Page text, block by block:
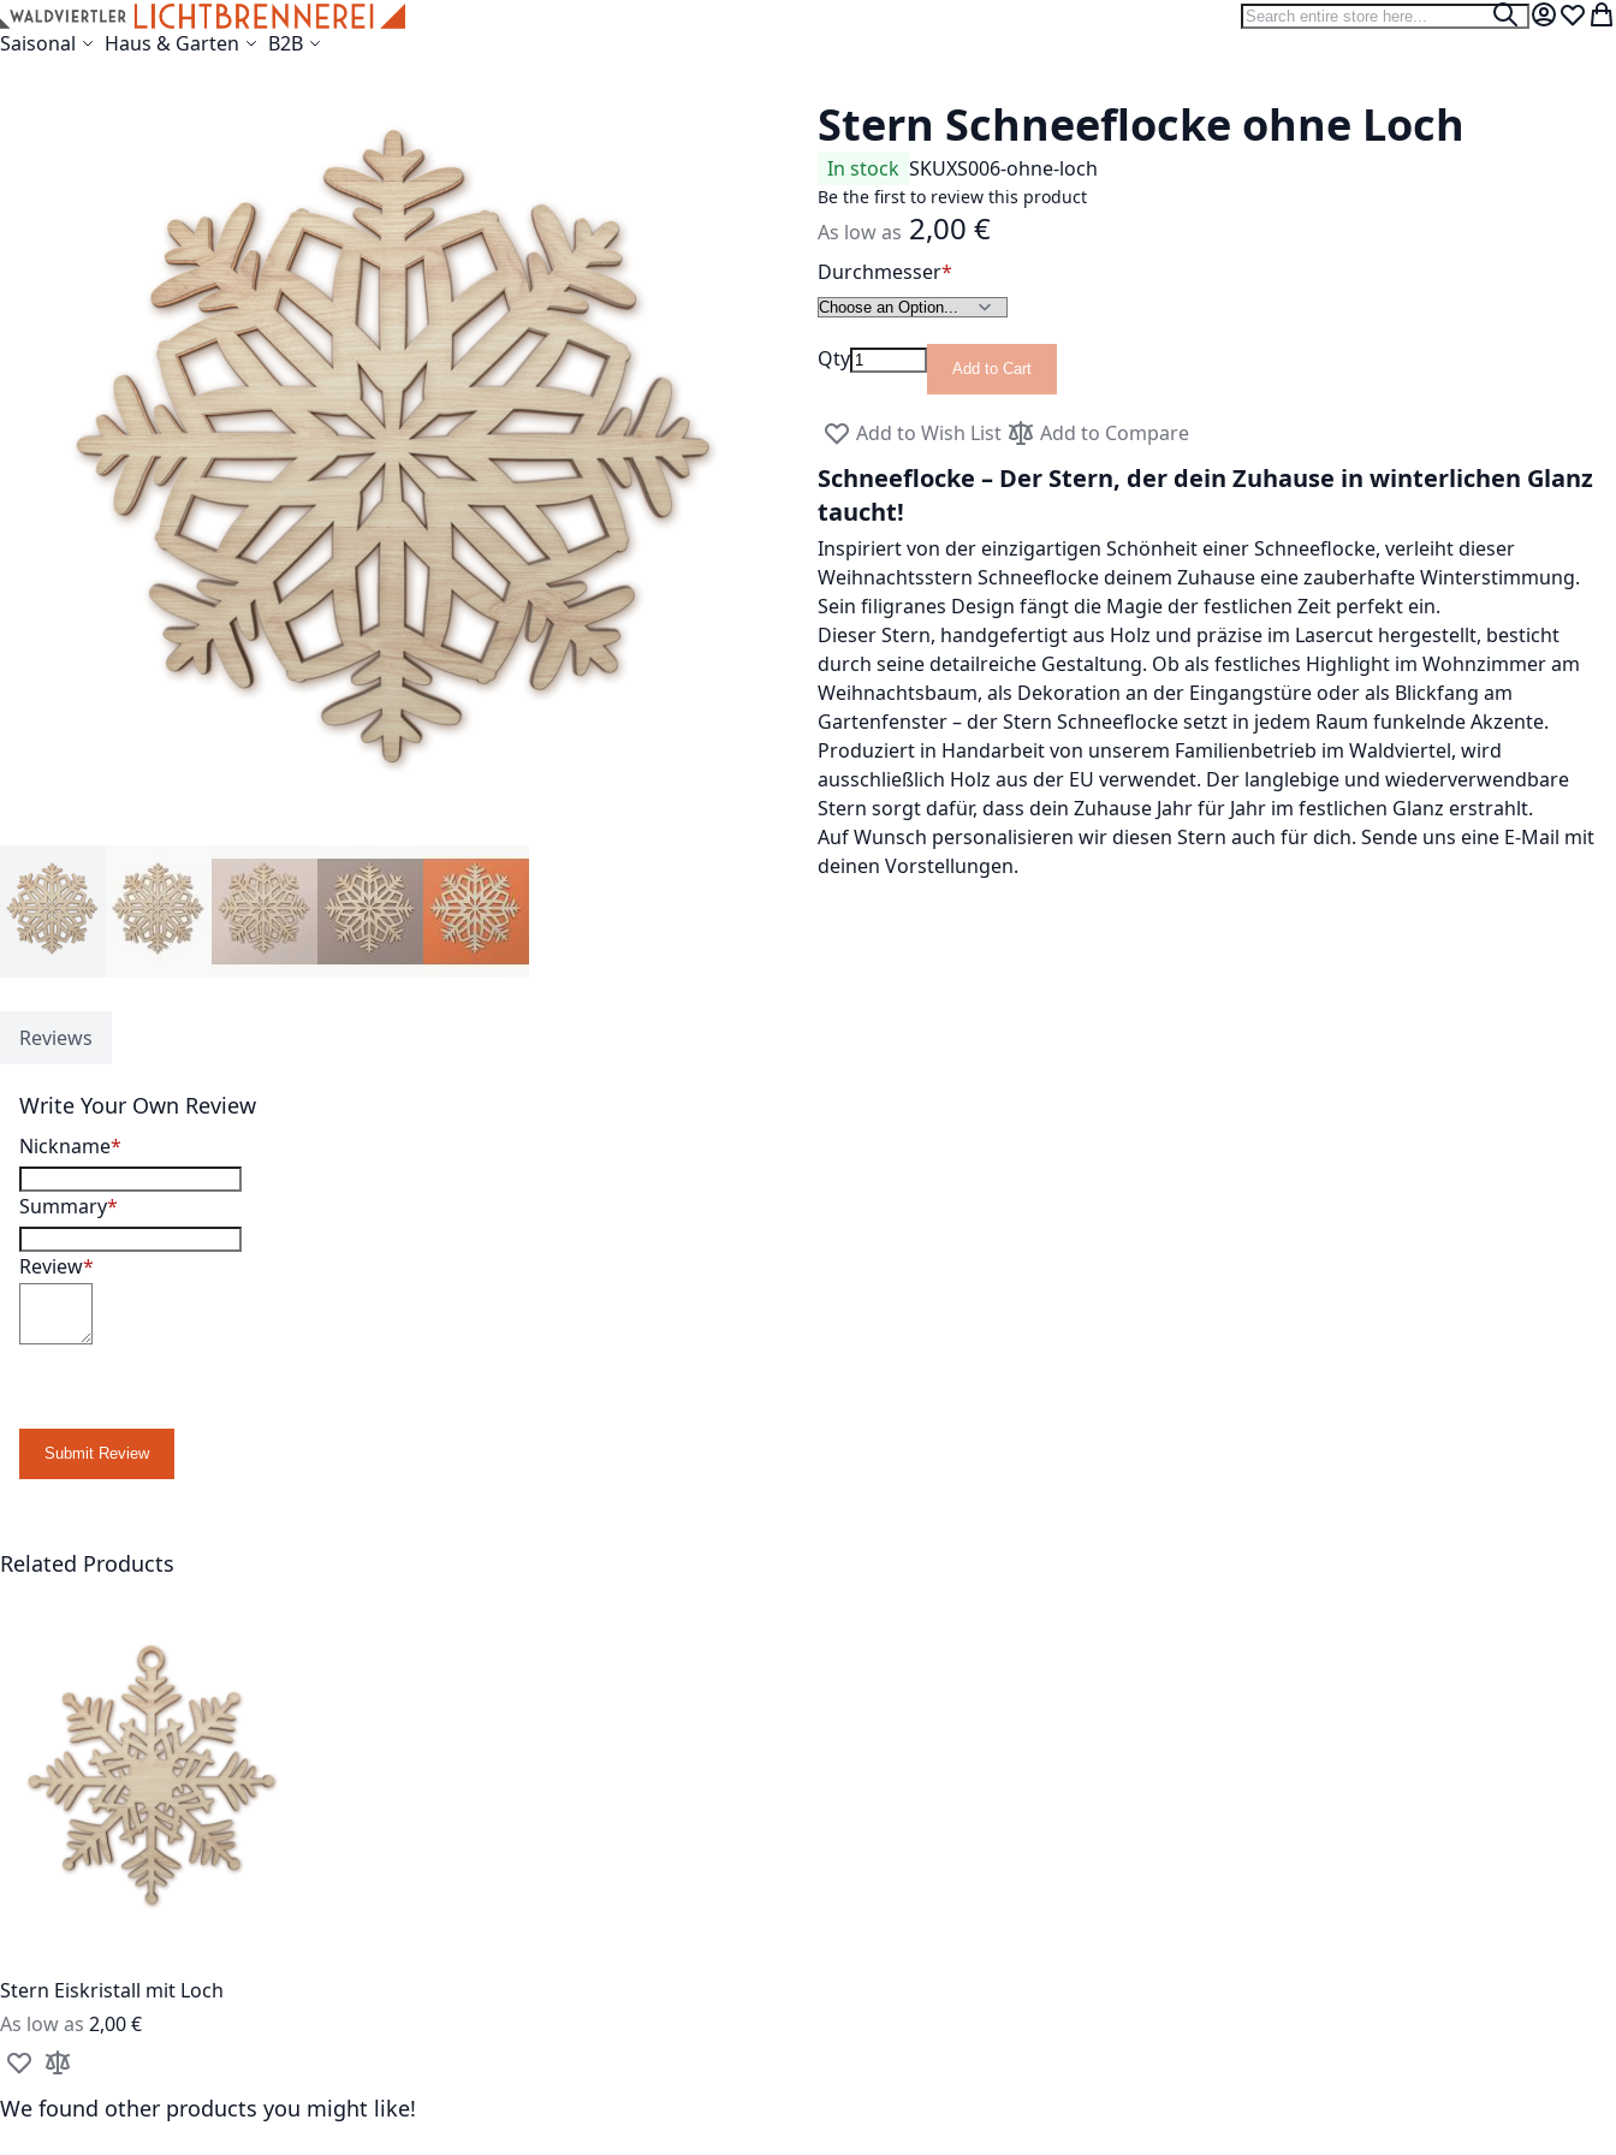
Skip to Content Search
Search
My Wish
Saisonal Haus & Garten B2B
Stern Schneeflocke ohne Loch
In stock SKUXS006-ohne-loch
Be the first to review this product
As low as 2,00 €
Durchmesser
Qty Add to Cart
Add to Wish List Add to Compare
Schneeflocke – Der Stern, der dein Zuhause in winterlichen Glanz
taucht!
Inspiriert von der einzigartigen Schönheit einer Schneeflocke, verleiht dieser
Weihnachtsstern Schneeflocke deinem Zuhause eine zauberhafte Winterstimmung.
Sein filigranes Design fängt die Magie der festlichen Zeit perfekt ein.
Dieser Stern, handgefertigt aus Holz und präzise im Lasercut hergestellt, besticht
durch seine detailreiche Gestaltung. Ob als festliches Highlight im Wohnzimmer am
Weihnachtsbaum, als Dekoration an der Eingangstüre oder als Blickfang am
Gartenfenster – der Stern Schneeflocke setzt in jedem Raum funkelnde Akzente.
Produziert in Handarbeit von unserem Familienbetrieb im Waldviertel, wird
ausschließlich Holz aus der EU verwendet. Der langlebige und wiederverwendbare
Stern sorgt dafür, dass dein Zuhause Jahr für Jahr im festlichen Glanz erstrahlt.
Auf Wunsch personalisieren wir diesen Stern auch für dich. Sende uns eine E-Mail mit
deinen Vorstellungen.
Reviews
Write Your Own Review
Nickname
Summary
Review
Submit Review
Related Products
Stern Eiskristall mit Loch
As low as 2,00 €
Add to Wish List
Add to Compare
We found other products you might like!